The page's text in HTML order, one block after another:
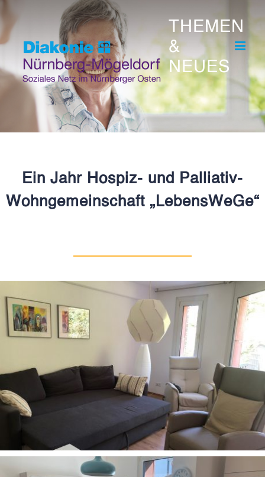
content
THEMEN
&
NEUES
Ein Jahr Hospiz- und Palliativ-
Wohngemeinschaft „LebensWeGe“